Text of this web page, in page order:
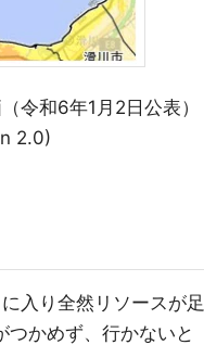
令和6年1月2日公表）
2.0)
入り全然リソースが足
つかめず、行かないと